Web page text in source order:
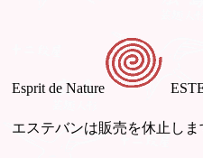
Esprit de Nature
エステバンは販売を休止し